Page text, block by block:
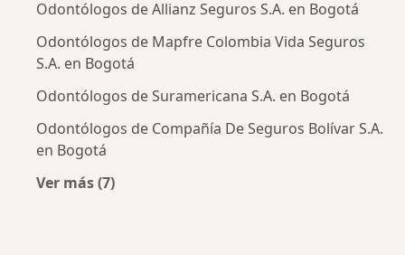
Odontólogos de Allianz Seguros S.A. en Bogotá
Odontólogos de Mapfre Colombia Vida Seguros
S.A. en Bogotá
Odontólogos de Suramericana S.A. en Bogotá
Odontólogos de Compañía De Seguros Bolívar S.A.
en Bogotá
Ver más (7)